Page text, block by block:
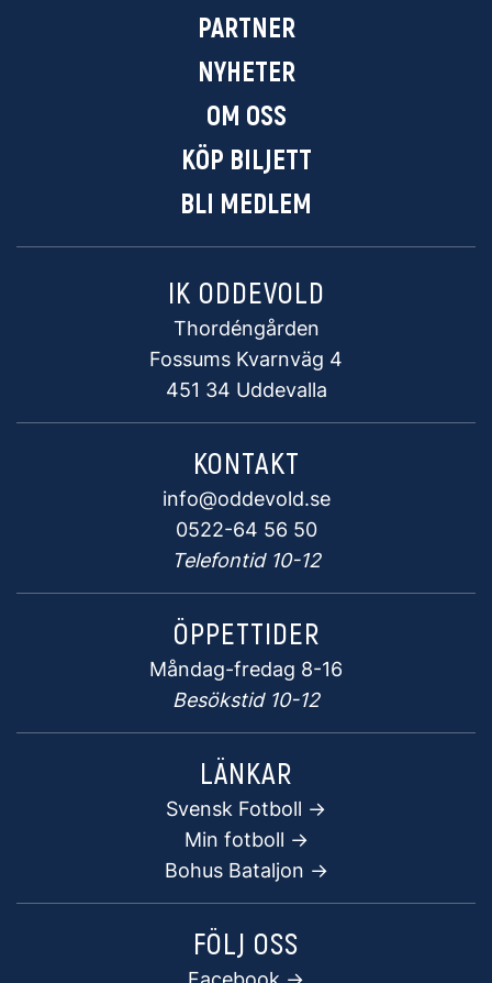
PARTNER
NYHETER
OM OSS
KÖP BILJETT
BLI MEDLEM
IK ODDEVOLD
Thordéngården
Fossums Kvarnväg 4
451 34 Uddevalla
KONTAKT
info@oddevold.se
0522-64 56 50
Telefontid 10-12
ÖPPETTIDER
Måndag-fredag 8-16
Besökstid 10-12
LÄNKAR
Svensk Fotboll ->
Min fotboll ->
Bohus Bataljon ->
FÖLJ OSS